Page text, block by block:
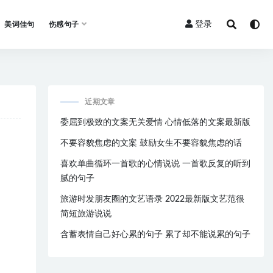
美词佳句 伤感句子 登录
近期文章
委屈到极致的文案无关爱情 心情低落的文案最新版
不要容貌焦虑的文案 鼓励女生不要容貌焦虑的话
喜欢单曲循环一首歌的心情说说 一首歌反复的听到
腻的句子
旅游时发朋友圈的文艺语录 2022最新版文艺范很
简短旅游说说
含蓄表情自己好心累的句子 累了却不能说累的句子